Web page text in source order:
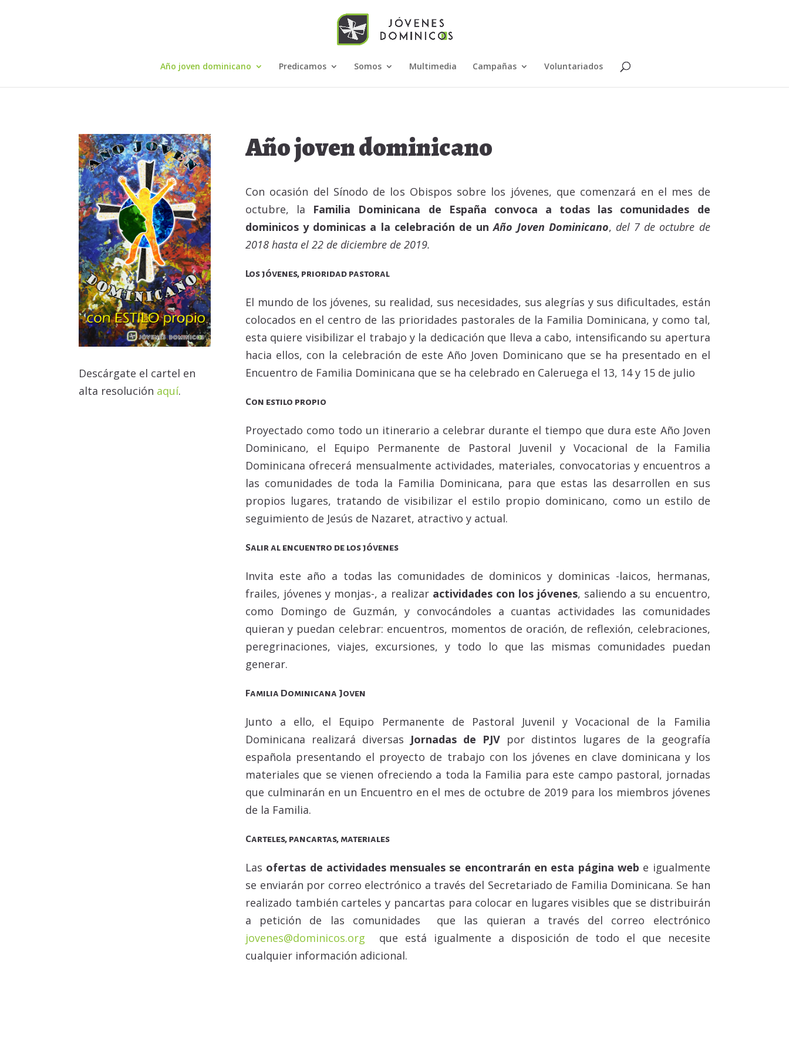
Año joven dominicano Predicamos Somos Multimedia Campañas Voluntariados
Descárgate el cartel en
alta resolución aquí.
Año joven dominicano
Con ocasión del Sínodo de los Obispos sobre los jóvenes, que comenzará en el mes de
octubre, la Familia Dominicana de España convoca a todas las comunidades de
dominicos y dominicas a la celebración de unAño Joven Dominicano, del 7 de octubre de
2018 hasta el 22 de diciembre de 2019.
Los jóvenes, prioridad pastoral
El mundo de los jóvenes, su realidad, sus necesidades, sus alegrías y sus dificultades, están
colocados en el centro de las prioridades pastorales de la Familia Dominicana, y como tal,
esta quiere visibilizar el trabajo y la dedicación que lleva a cabo, intensificando su apertura
hacia ellos, con la celebración de este Año Joven Dominicano que se ha presentado en el
Encuentro de Familia Dominicana que se ha celebrado en Caleruega el 13, 14 y 15 de julio
Con estilo propio
Proyectado como todo un itinerario a celebrar durante el tiempo que dura este Año Joven
Dominicano, el Equipo Permanente de Pastoral Juvenil y Vocacional de la Familia
Dominicana ofrecerá mensualmente actividades, materiales, convocatorias y encuentros a
las comunidades de toda la Familia Dominicana, para que estas las desarrollen en sus
propios lugares, tratando de visibilizar el estilo propio dominicano, como un estilo de
seguimiento de Jesús de Nazaret, atractivo y actual.
Salir al encuentro de los jóvenes
Invita este año a todas las comunidades de dominicos y dominicas -laicos, hermanas,
frailes, jóvenes y monjas-, a realizar actividades con los jóvenes, saliendo a su encuentro,
como Domingo de Guzmán, y convocándoles a cuantas actividades las comunidades
quieran y puedan celebrar: encuentros, momentos de oración, de reflexión, celebraciones,
peregrinaciones, viajes, excursiones, y todo lo que las mismas comunidades puedan
generar.
Familia Dominicana Joven
Junto a ello, el Equipo Permanente de Pastoral Juvenil y Vocacional de la Familia
Dominicana realizará diversas Jornadas de PJV por distintos lugares de la geografía
española presentando el proyecto de trabajo con los jóvenes en clave dominicana y los
materiales que se vienen ofreciendo a toda la Familia para este campo pastoral, jornadas
que culminarán en un Encuentro en el mes de octubre de 2019 para los miembros jóvenes
de la Familia.
Carteles, pancartas, materiales
Las ofertas de actividades mensuales se encontrarán en esta página web e igualmente
se enviarán por correo electrónico a través del Secretariado de Familia Dominicana. Se han
realizado también carteles y pancartas para colocar en lugares visibles que se distribuirán
a petición de las comunidades que las quieran a través del correo electrónico
jovenes@dominicos.org que está igualmente a disposición de todo el que necesite
cualquier información adicional.